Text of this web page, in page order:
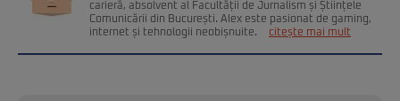
carieră, absolvent al Facultății de Jurnalism și Științele
Comunicării din București. Alex este pasionat de gaming,
internet și tehnologii neobișnuite.
citește mai mult